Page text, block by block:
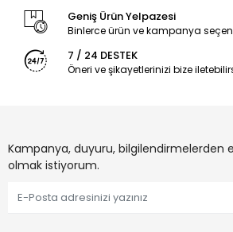
Geniş Ürün Yelpazesi
Binlerce ürün ve kampanya
7 / 24 DESTEK
Öneri ve şikayetlerinizi bize
Kampanya, duyuru, bilgilendirmelerden
olmak istiyorum.